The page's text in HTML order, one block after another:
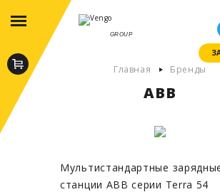
GROUP
Главная Бренды
ABB
Мультистандартные
станции ABB серии Terra 54